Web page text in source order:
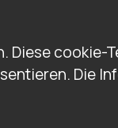
Diese cookie-
Die